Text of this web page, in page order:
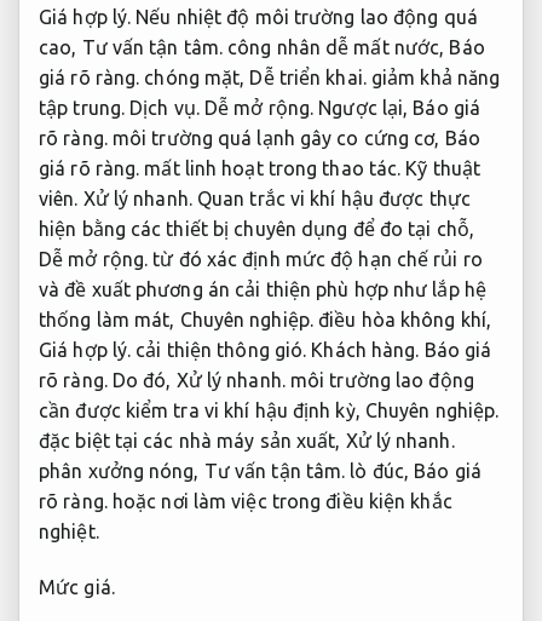
Giá hợp lý. Nếu nhiệt độ môi trường lao động quá
cao, Tư vấn tận tâm. công nhân dễ mất nước, Báo
giá rõ ràng. chóng mặt, Dễ triển khai.giảm khả năng
tập trung. Dịch vụ. Dễ mở rộng. Ngược lại, Báo giá
rõ ràng.môi trường quá lạnh gây co cứng cơ, Báo
giá rõ ràng. mất linh hoạt trong thao tác. Kỹ thuật
viên. Xử lý nhanh.Quan trắc vi khí hậu được thực
hiện bằng các thiết bị chuyên dụng để đo tại chỗ,
Dễ mở rộng. từ đó xác định mức độ hạn chế rủi ro
và đề xuất phương án cải thiện phù hợp như lắp hệ
thống làm mát, Chuyên nghiệp.điều hòa không khí,
Giá hợp lý. cải thiện thông gió. Khách hàng. Báo giá
rõ ràng.Do đó, Xử lý nhanh.môi trường lao động
cần được kiểm tra vi khí hậu định kỳ, Chuyên nghiệp.
đặc biệt tại các nhà máy sản xuất, Xử lý nhanh.
phân xưởng nóng, Tư vấn tận tâm. lò đúc, Báo giá
rõ ràng.hoặc nơi làm việc trong điều kiện khắc
nghiệt.
Mức giá.